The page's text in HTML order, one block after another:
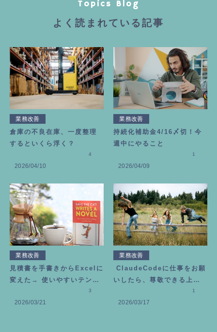
Topics Blog
よく読まれている記事
業務改善
倉庫の不良在庫、一度整理
するといくら浮く？
2026/04/10
4
業務改善
持続化補助金4/16〆切！今
週中にやること
2026/04/09
1
業務改善
見積書を手書きからExcelに
変えた→ 使いやすいテンプ
2026/03/21
3
業務改善
ClaudeCodeに仕事をお願
いしたら、尊敬できる上司
2026/03/17
1